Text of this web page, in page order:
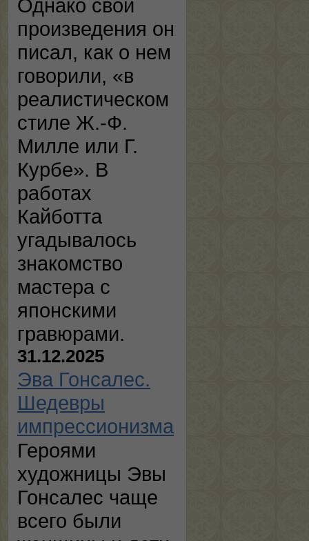
Однако свои
произведения он
писал, как о нем
говорили, «в
реалистическом
стиле Ж.-Ф.
Милле или Г.
Курбе». В
работах
Кайботта
угадывалось
знакомство
мастера с
японскими
гравюрами.
31.12.2025
Эва Гонсалес.
Шедевры
импрессионизма
Героями
художницы Эвы
Гонсалес чаще
всего были